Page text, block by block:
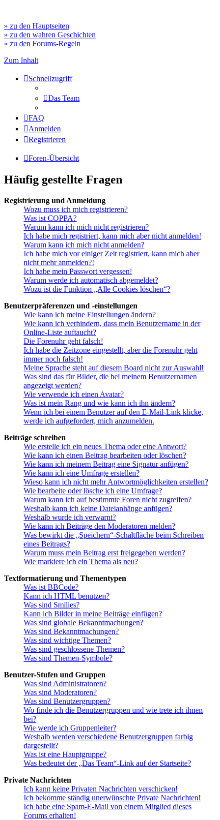
» zu den Hauptseiten
» zu den wahren Geschichten
» zu den Forums-Regeln
Zum Inhalt
Schnellzugriff
Das Team
FAQ
Anmelden
Registrieren
Foren-Übersicht
Häufig gestellte Fragen
Registrierung und Anmeldung
Wozu muss ich mich registrieren?
Was ist COPPA?
Warum kann ich mich nicht registrieren?
Ich habe mich registriert, kann mich aber nicht anmelden!
Warum kann ich mich nicht anmelden?
Ich habe mich vor einiger Zeit registriert, kann mich aber
nicht mehr anmelden?!
Ich habe mein Passwort vergessen!
Warum werde ich automatisch abgemeldet?
Wozu ist die Funktion „Alle Cookies löschen“?
Benutzerpräferenzen und -einstellungen
Wie kann ich meine Einstellungen ändern?
Wie kann ich verhindern, dass mein Benutzername in der
Online-Liste auftaucht?
Die Forenuhr geht falsch!
Ich habe die Zeitzone eingestellt, aber die Forenuhr geht
immer noch falsch!
Meine Sprache steht auf diesem Board nicht zur Auswahl!
Was sind das für Bilder, die bei meinem Benutzernamen
angezeigt werden?
Wie verwende ich einen Avatar?
Was ist mein Rang und wie kann ich ihn ändern?
Wenn ich bei einem Benutzer auf den E-Mail-Link klicke,
werde ich aufgefordert, mich anzumelden.
Beiträge schreiben
Wie erstelle ich ein neues Thema oder eine Antwort?
Wie kann ich einen Beitrag bearbeiten oder löschen?
Wie kann ich meinem Beitrag eine Signatur anfügen?
Wie kann ich eine Umfrage erstellen?
Wieso kann ich nicht mehr Antwortmöglichkeiten erstellen?
Wie bearbeite oder lösche ich eine Umfrage?
Warum kann ich auf bestimmte Foren nicht zugreifen?
Weshalb kann ich keine Dateianhänge anfügen?
Weshalb wurde ich verwarnt?
Wie kann ich Beiträge den Moderatoren melden?
Was bewirkt die „Speichern“-Schaltfläche beim Schreiben
eines Beitrags?
Warum muss mein Beitrag erst freigegeben werden?
Wie markiere ich ein Thema als neu?
Textformatierung und Thementypen
Was ist BBCode?
Kann ich HTML benutzen?
Was sind Smilies?
Kann ich Bilder in meine Beiträge einfügen?
Was sind globale Bekanntmachungen?
Was sind Bekanntmachungen?
Was sind wichtige Themen?
Was sind geschlossene Themen?
Was sind Themen-Symbole?
Benutzer-Stufen und Gruppen
Was sind Administratoren?
Was sind Moderatoren?
Was sind Benutzergruppen?
Wo finde ich die Benutzergruppen und wie trete ich ihnen
bei?
Wie werde ich Gruppenleiter?
Weshalb werden verschiedene Benutzergruppen farbig
dargestellt?
Was ist eine Hauptgruppe?
Was bedeutet der „Das Team“-Link auf der Startseite?
Private Nachrichten
Ich kann keine Privaten Nachrichten verschicken!
Ich bekomme ständig unerwünschte Private Nachrichten!
Ich habe eine Spam-E-Mail von einem Mitglied dieses
Forums erhalten!